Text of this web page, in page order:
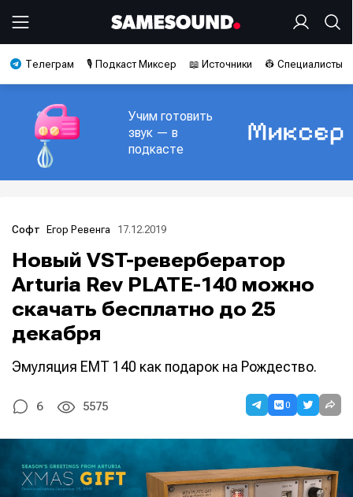
Телеграм 🎙️ Подкаст Миксер 📖 Источники 👷 Специалисты
Учим готовить
звук — в
подкасте
Софт Егор Ревенга 17.12.2019
Новый VST-ревербератор
Arturia Rev PLATE-140 можно
скачать бесплатно до 25
декабря
Эмуляция EMT 140 как подарок на Рождество.
6 5575 0